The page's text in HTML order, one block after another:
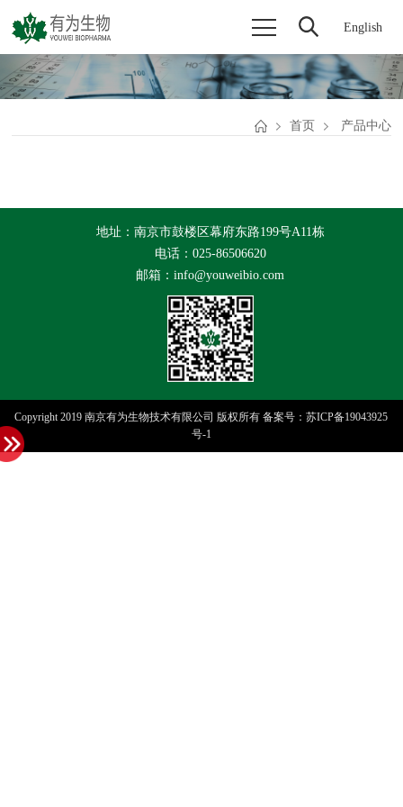
English
首页 产品中心
地址：南京市鼓楼区幕府东路199号A11栋
电话：025-86506620
邮箱：info@youweibio.com
Copyright 2019 南京有为生物技术有限公司 版权所有 备案号：苏ICP备19043925
号-1